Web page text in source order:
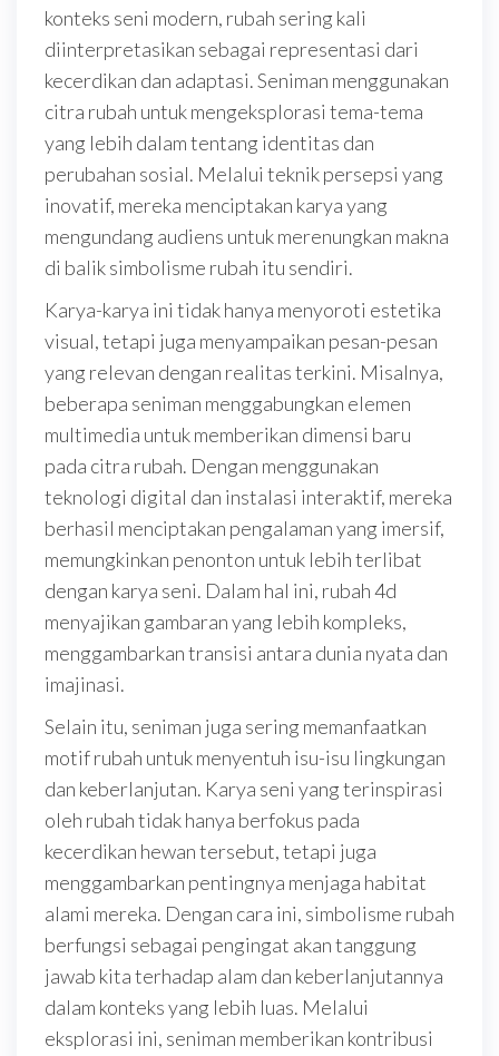
konteks seni modern, rubah sering kali
diinterpretasikan sebagai representasi dari
kecerdikan dan adaptasi. Seniman menggunakan
citra rubah untuk mengeksplorasi tema-tema
yang lebih dalam tentang identitas dan
perubahan sosial. Melalui teknik persepsi yang
inovatif, mereka menciptakan karya yang
mengundang audiens untuk merenungkan makna
di balik simbolisme rubah itu sendiri.
Karya-karya ini tidak hanya menyoroti estetika
visual, tetapi juga menyampaikan pesan-pesan
yang relevan dengan realitas terkini. Misalnya,
beberapa seniman menggabungkan elemen
multimedia untuk memberikan dimensi baru
pada citra rubah. Dengan menggunakan
teknologi digital dan instalasi interaktif, mereka
berhasil menciptakan pengalaman yang imersif,
memungkinkan penonton untuk lebih terlibat
dengan karya seni. Dalam hal ini, rubah 4d
menyajikan gambaran yang lebih kompleks,
menggambarkan transisi antara dunia nyata dan
imajinasi.
Selain itu, seniman juga sering memanfaatkan
motif rubah untuk menyentuh isu-isu lingkungan
dan keberlanjutan. Karya seni yang terinspirasi
oleh rubah tidak hanya berfokus pada
kecerdikan hewan tersebut, tetapi juga
menggambarkan pentingnya menjaga habitat
alami mereka. Dengan cara ini, simbolisme rubah
berfungsi sebagai pengingat akan tanggung
jawab kita terhadap alam dan keberlanjutannya
dalam konteks yang lebih luas. Melalui
eksplorasi ini, seniman memberikan kontribusi